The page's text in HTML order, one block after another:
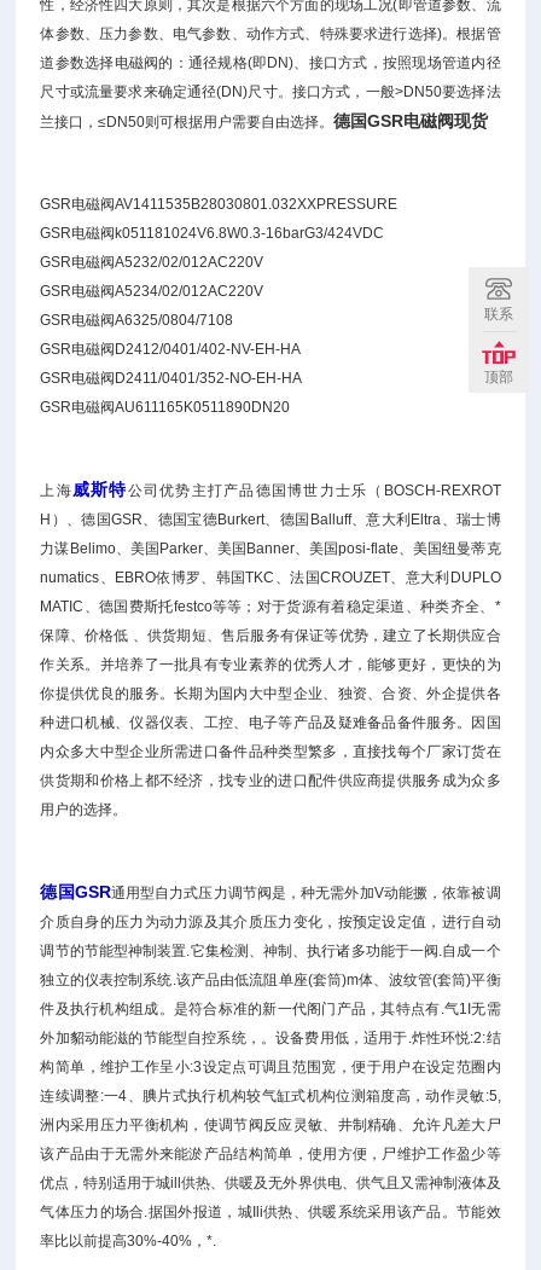
性，经济性四大原则，其次是根据六个方面的现场工况(即管道参数、流
体参数、压力参数、电气参数、动作方式、特殊要求进行选择)。根据管
道参数选择电磁阀的：通径规格(即DN)、接口方式，按照现场管道内径
尺寸或流量要求来确定通径(DN)尺寸。接口方式，一般>DN50要选择法
兰接口，≤DN50则可根据用户需要自由选择。德国GSR电磁阀现货
GSR电磁阀AV1411535B28030801.032XXPRESSURE
GSR电磁阀k051181024V6.8W0.3-16barG3/424VDC
GSR电磁阀A5232/02/012AC220V
GSR电磁阀A5234/02/012AC220V
GSR电磁阀A6325/0804/7108
GSR电磁阀D2412/0401/402-NV-EH-HA
GSR电磁阀D2411/0401/352-NO-EH-HA
GSR电磁阀AU611165K0511890DN20
上海威斯特公司优势主打产品德国博世力士乐（BOSCH-REXROT
H）、德国GSR、德国宝德Burkert、德国Balluff、意大利Eltra、瑞士博
力谋Belimo、美国Parker、美国Banner、美国posi-flate、美国纽曼蒂克
numatics、EBRO依博罗、韩国TKC、法国CROUZET、意大利DUPLO
MATIC、德国费斯托festco等等；对于货源有着稳定渠道、种类齐全、*
保障、价格低 、供货期短、售后服务有保证等优势，建立了长期供应合
作关系。并培养了一批具有专业素养的优秀人才，能够更好，更快的为
你提供优良的服务。长期为国内大中型企业、独资、合资、外企提供各
种进口机械、仪器仪表、工控、电子等产品及疑难备品备件服务。因国
内众多大中型企业所需进口备件品种类型繁多，直接找每个厂家订货在
供货期和价格上都不经济，找专业的进口配件供应商提供服务成为众多
用户的选择。
德国GSR通用型自力式压力调节阀是，种无需外加V动能撅，依靠被调
介质自身的压力为动力源及其介质压力变化，按预定设定值，进行自动
调节的节能型神制装置.它集检测、神制、执行诸多功能于一阀.自成一个
独立的仪表控制系统.该产品由低流阻单座(套筒)m体、波纹管(套筒)平衡
件及执行机构组成。是符合标准的新一代阁门产品，其特点有.气1I无需
外加貂动能滋的节能型自控系统，。设备费用低，适用于.炸性环悦:2:结
构简单，维护工作呈小:3设定点可调且范围宽，便于用户在设定范圈内
连续调整:一4、腆片式执行机构较气缸式机构位测箱度高，动作灵敏:5,
洲内采用压力平衡机构，使调节阀反应灵敏、井制精确、允许凡差大尸
该产品由于无需外来能淤产品结构简单，使用方便，尸维护工作盈少等
优点，特别适用于城ill供热、供暖及无外界供电、供气且又需神制液体及
气体压力的场合.据国外报道，城Ili供热、供暖系统采用该产品。节能效
率比以前提高30%-40%，*.
联系
顶部